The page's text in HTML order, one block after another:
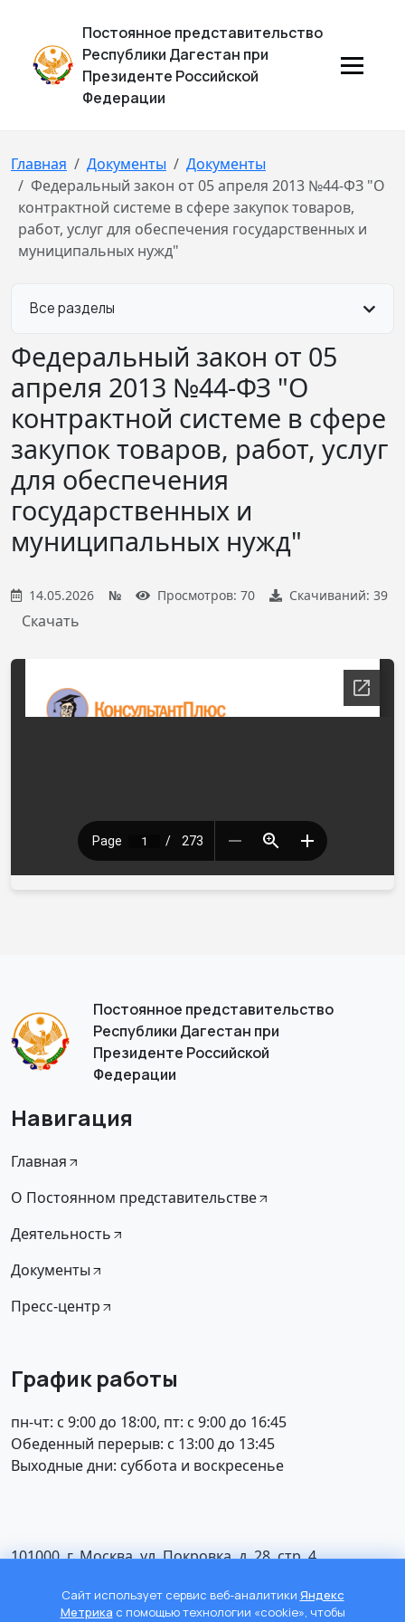
Постоянное представительство
Республики Дагестан при
Президенте Российской
Федерации
Главная Документы
Документы
Федеральный закон от 05 апреля 2013 №44-ФЗ "О
контрактной системе в сфере закупок товаров,
работ, услуг для обеспечения государственных и
муниципальных нужд"
Все разделы
Федеральный закон от 05
апреля 2013 №44-ФЗ "О
контрактной системе в сфере
закупок товаров, работ, услуг
для обеспечения
государственных и
муниципальных нужд"
14.05.2026 № Просмотров: 70 Скачиваний: 39
Скачать
Постоянное представительство
Республики Дагестан при
Президенте Российской
Федерации
Навигация
Главная
О Постоянном представительстве
Деятельность
Документы
Пресс-центр
График работы
пн-чт: с 9:00 до 18:00, пт: с 9:00 до 16:45
Обеденный перерыв: с 13:00 до 13:45
Выходные дни: суббота и воскресенье
101000, г. Москва, ул. Покровка, д. 28, стр. 4
E-mail: dag_postpredstvo@e-dag.ru
Сайт использует сервис веб-аналитики Яндекс
Метрика с помощью технологии «cookie», чтобы